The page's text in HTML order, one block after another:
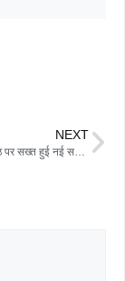
NEXT
बंगाल में अवैध घुसपैठ पर सख्त हुई नई सरकार, होल्डिंग सेंटर बनाकर BSF को सौंपे जाएंगे घुसपैठिए